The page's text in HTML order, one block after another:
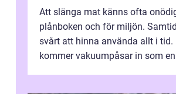
Att slänga mat känns ofta
plånboken och för miljön.
svårt att hinna använda allt i tid.
kommer vakuumpåsar in som